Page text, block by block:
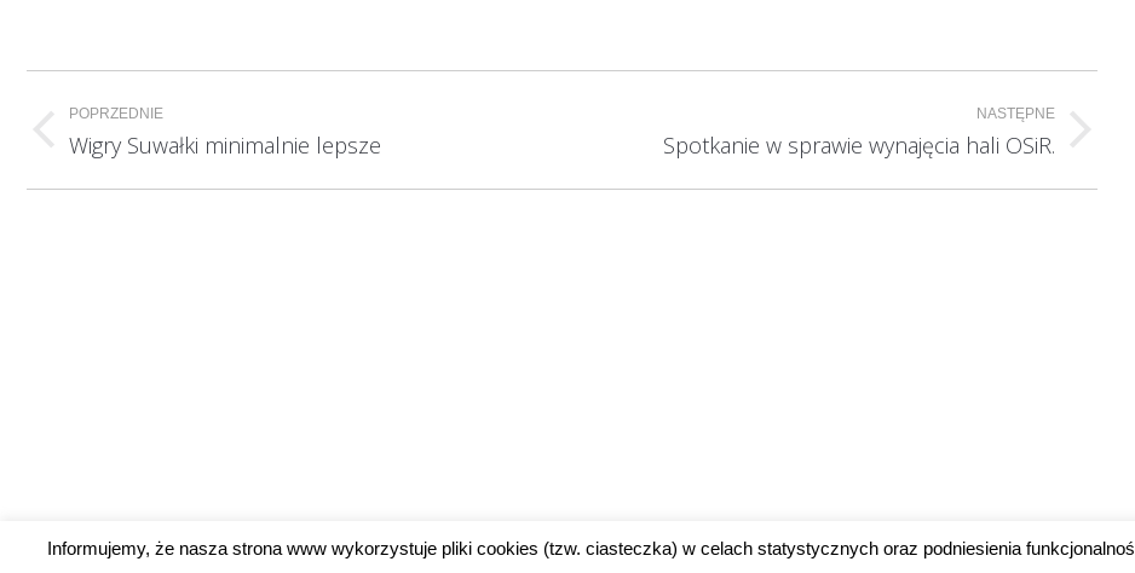
Nawigacja
wpisów
POPRZEDNIE
Poprzedni
wpis:
Wigry Suwałki minimalnie lepsze
NASTĘPNE
NastępnySpotkanie w sprawie wynajęcia hali OSiR.
Informujemy, że nasza strona www wykorzystuje pliki cookies (tzw. ciasteczka) w celach statystycznych oraz podniesienia